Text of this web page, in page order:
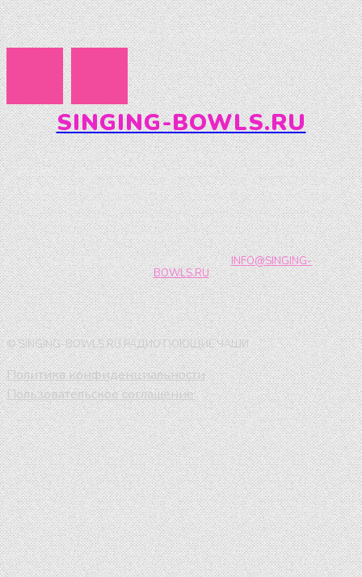
Подписывайтесь на нашу группу в Вконтакте и Пинтерест:
SINGING-BOWLS.RU
Радио Поющие чаши - Целительные звуки поющих чаш для
медитаций, занятий Йогой, здорового сна, гармонии и равновесия.
Информация о звуковом исцелении, мантрах и техниках медитации
поможет развить глубокое понимание себя и своих потребностей,
способствуя личностному росту и повышению качества жизни через
осознанность и внимательность к моменту здесь и сейчас.
ЕСТЬ ВОПРОСЫ? НАПИШИТЕ НАМ:INFO@SINGING-
BOWLS.RU
© SINGING-BOWLS.RU РАДИО ПОЮЩИЕ ЧАШИ
Политика конфиденциальности
Пользовательское соглашение